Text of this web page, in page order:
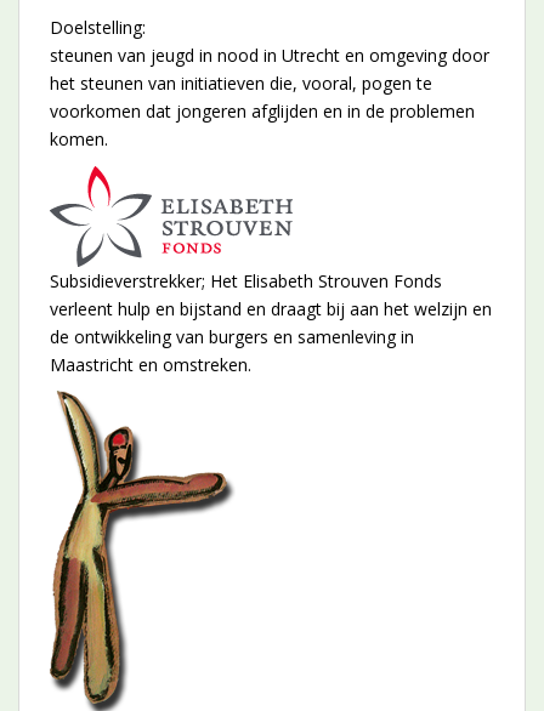
Doelstelling:
steunen van jeugd in nood in Utrecht en omgeving door
het steunen van initiatieven die, vooral, pogen te
voorkomen dat jongeren afglijden en in de problemen
komen.
Subsidieverstrekker; Het Elisabeth Strouven Fonds
verleent hulp en bijstand en draagt bij aan het welzijn en
de ontwikkeling van burgers en samenleving in
Maastricht en omstreken.